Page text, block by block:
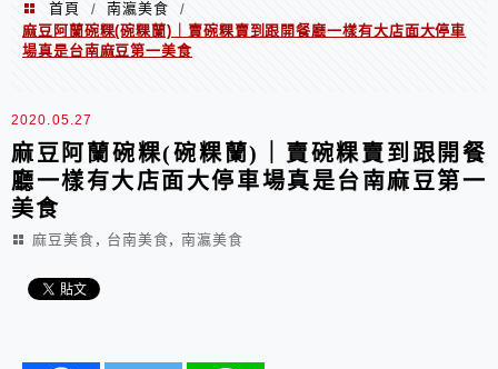
首頁 / 南瀛美食
/
麻豆阿蘭碗粿(碗粿蘭)｜賣碗粿賣到跟開餐廳一樣有大店面大停車
場真是台南麻豆第一美食
2020.05.27
麻豆阿蘭碗粿(碗粿蘭)｜賣碗粿賣到跟開餐
廳一樣有大店面大停車場真是台南麻豆第一
美食
麻豆美食 , 台南美食, 南瀛美食